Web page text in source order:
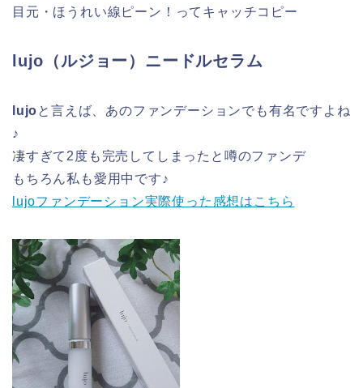
目元・ほうれい線ピーン！ってキャッチコピー
lujo（ルジョー）ニードルセラム
lujoと言えば、あのファンデーションでも有名ですよね
♪
凄すぎて2度も完売してしまったと噂のファンデ
もちろん私も愛用中です♪
lujoファンデーション実際使った感想はこちら